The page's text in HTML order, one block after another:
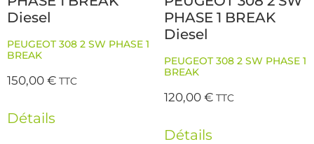
Diesel
PEUGEOT 308 2 SW PHASE 1
BREAK
150,00€ TTC
Détails
PHASE 1 BREAK
Diesel
PEUGEOT 308 2 SW PHASE 1
BREAK
120,00€ TTC
Détails